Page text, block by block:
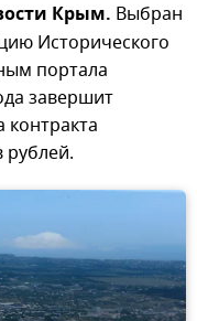
Крым. Выбран
Исторического
портала
завершит
рублей.